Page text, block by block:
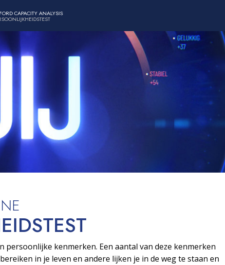
CAPACITY ANALYSIS
persoonlijke kenmerken. Een aantal van deze kenmerken
in je leven en andere lijken je in de weg te staan en